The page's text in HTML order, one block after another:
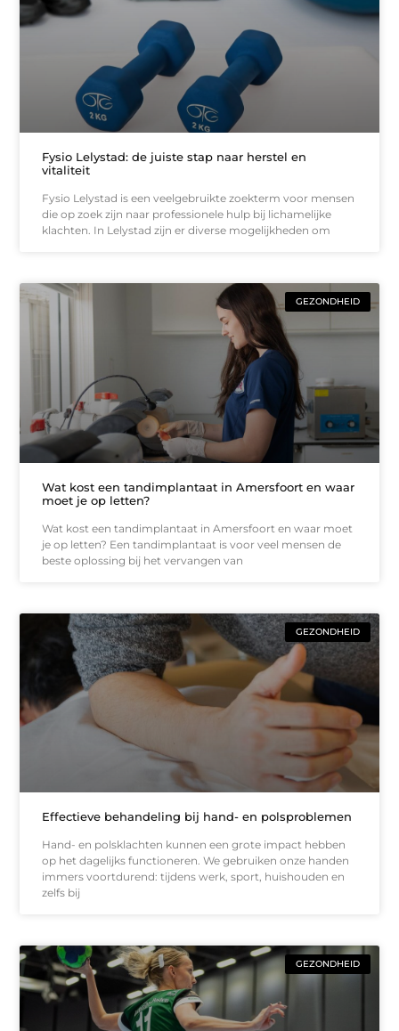
Fysio Lelystad: de juiste stap naar herstel en
vitaliteit
Fysio Lelystad is een veelgebruikte zoekterm voor mensen
die op zoek zijn naar professionele hulp bij lichamelijke
klachten. In Lelystad zijn er diverse mogelijkheden om
GEZONDHEID
Wat kost een tandimplantaat in Amersfoort en waar
moet je op letten?
Wat kost een tandimplantaat in Amersfoort en waar moet
je op letten? Een tandimplantaat is voor veel mensen de
beste oplossing bij het vervangen van
GEZONDHEID
Effectieve behandeling bij hand- en polsproblemen
Hand- en polsklachten kunnen een grote impact hebben
op het dagelijks functioneren. We gebruiken onze handen
immers voortdurend: tijdens werk, sport, huishouden en
zelfs bij
GEZONDHEID